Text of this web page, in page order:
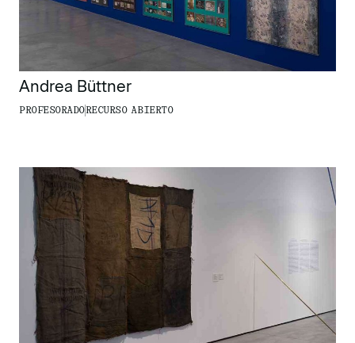
Andrea Büttner
PROFESORADORECURSO ABIERTO